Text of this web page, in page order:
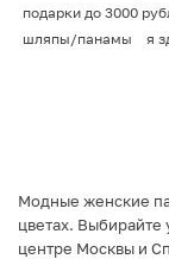
подарки до 3000
шляпы/панамы
я
Модные женские
цветах. Выбирайте
центре Москвы и